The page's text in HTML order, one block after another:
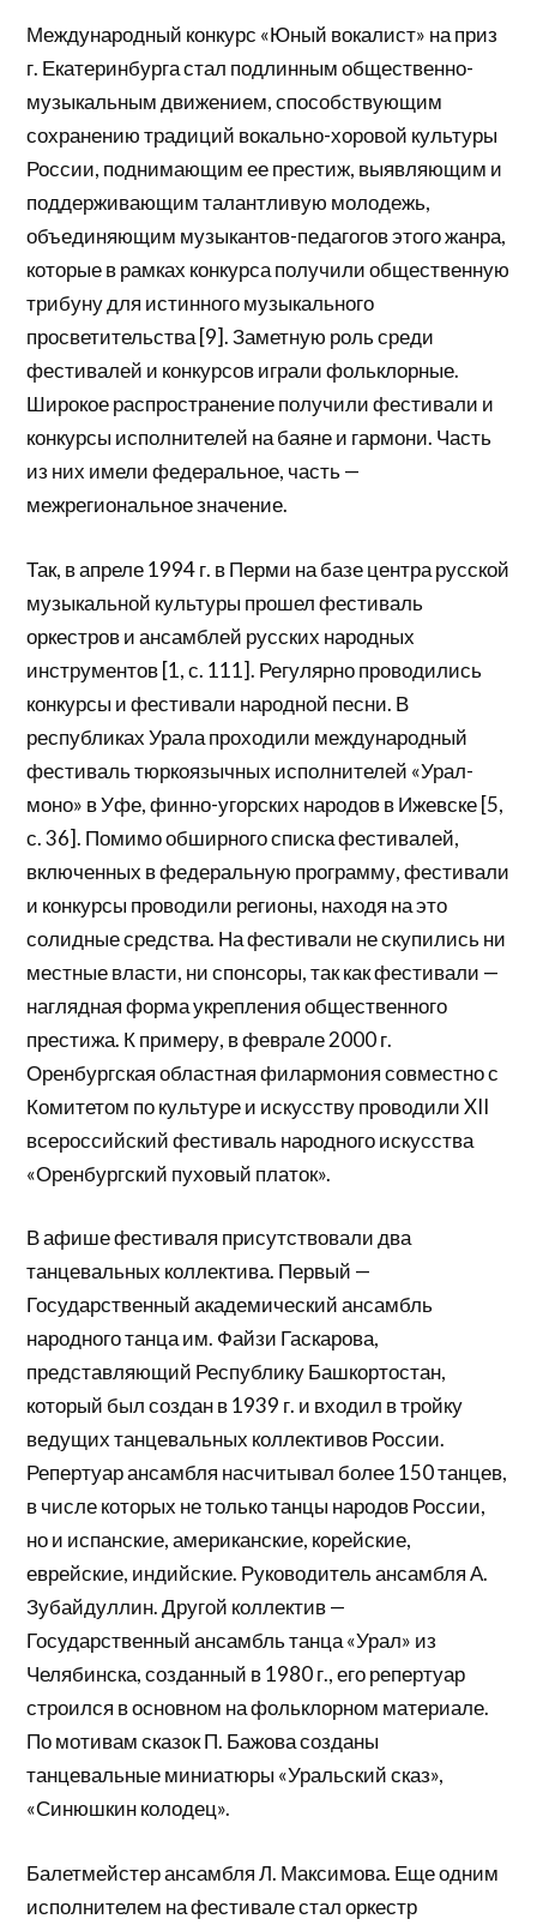
Международный конкурс «Юный вокалист» на приз
г. Екатеринбурга стал подлинным общественно-
музыкальным движением, способствующим
сохранению традиций вокально-хоровой культуры
России, поднимающим ее престиж, выявляющим и
поддерживающим талантливую молодежь,
объединяющим музыкантов-педагогов этого жанра,
которые в рамках конкурса получили общественную
трибуну для истинного музыкального
просветительства [9]. Заметную роль среди
фестивалей и конкурсов играли фольклорные.
Широкое распространение получили фестивали и
конкурсы исполнителей на баяне и гармони. Часть
из них имели федеральное, часть —
межрегиональное значение.
Так, в апреле 1994 г. в Перми на базе центра русской
музыкальной культуры прошел фестиваль
оркестров и ансамблей русских народных
инструментов [1, с. 111]. Регулярно проводились
конкурсы и фестивали народной песни. В
республиках Урала проходили международный
фестиваль тюркоязычных исполнителей «Урал-
моно» в Уфе, финно-угорских народов в Ижевске [5,
с. 36]. Помимо обширного списка фестивалей,
включенных в федеральную программу, фестивали
и конкурсы проводили регионы, находя на это
солидные средства. На фестивали не скупились ни
местные власти, ни спонсоры, так как фестивали —
наглядная форма укрепления общественного
престижа. К примеру, в феврале 2000 г.
Оренбургская областная филармония совместно с
Комитетом по культуре и искусству проводили XII
всероссийский фестиваль народного искусства
«Оренбургский пуховый платок».
В афише фестиваля присутствовали два
танцевальных коллектива. Первый —
Государственный академический ансамбль
народного танца им. Файзи Гаскарова,
представляющий Республику Башкортостан,
который был создан в 1939 г. и входил в тройку
ведущих танцевальных коллективов России.
Репертуар ансамбля насчитывал более 150 танцев,
в числе которых не только танцы народов России,
но и испанские, американские, корейские,
еврейские, индийские. Руководитель ансамбля А.
Зубайдуллин. Другой коллектив —
Государственный ансамбль танца «Урал» из
Челябинска, созданный в 1980 г., его репертуар
строился в основном на фольклорном материале.
По мотивам сказок П. Бажова созданы
танцевальные миниатюры «Уральский сказ»,
«Синюшкин колодец».
Балетмейстер ансамбля Л. Максимова. Еще одним
исполнителем на фестивале стал оркестр